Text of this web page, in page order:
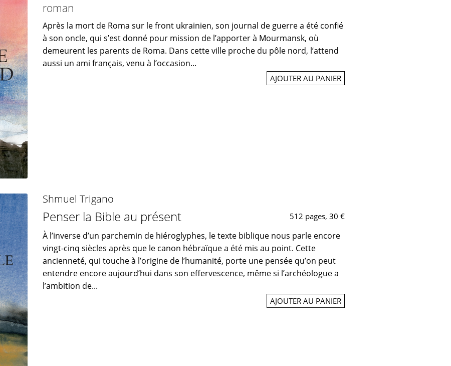
roman
Après la mort de Roma sur le front ukrainien, son journal de guerre a été confié
à son oncle, qui s’est donné pour mission de l’apporter à Mourmansk, où
demeurent les parents de Roma. Dans cette ville proche du pôle nord, l’attend
aussi un ami français, venu à l’occasion...
AJOUTER AU PANIER
Shmuel Trigano
Penser la Bible au présent 512 pages, 30 €
À l’inverse d’un parchemin de hiéroglyphes, le texte biblique nous parle encore
vingt-cinq siècles après que le canon hébraïque a été mis au point. Cette
ancienneté, qui touche à l’origine de l’humanité, porte une pensée qu’on peut
entendre encore aujourd’hui dans son effervescence, même si l’archéologue a
l’ambition de...
AJOUTER AU PANIER